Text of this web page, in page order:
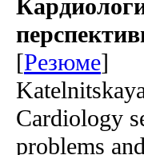
[Резюме]
Cardiology
problems